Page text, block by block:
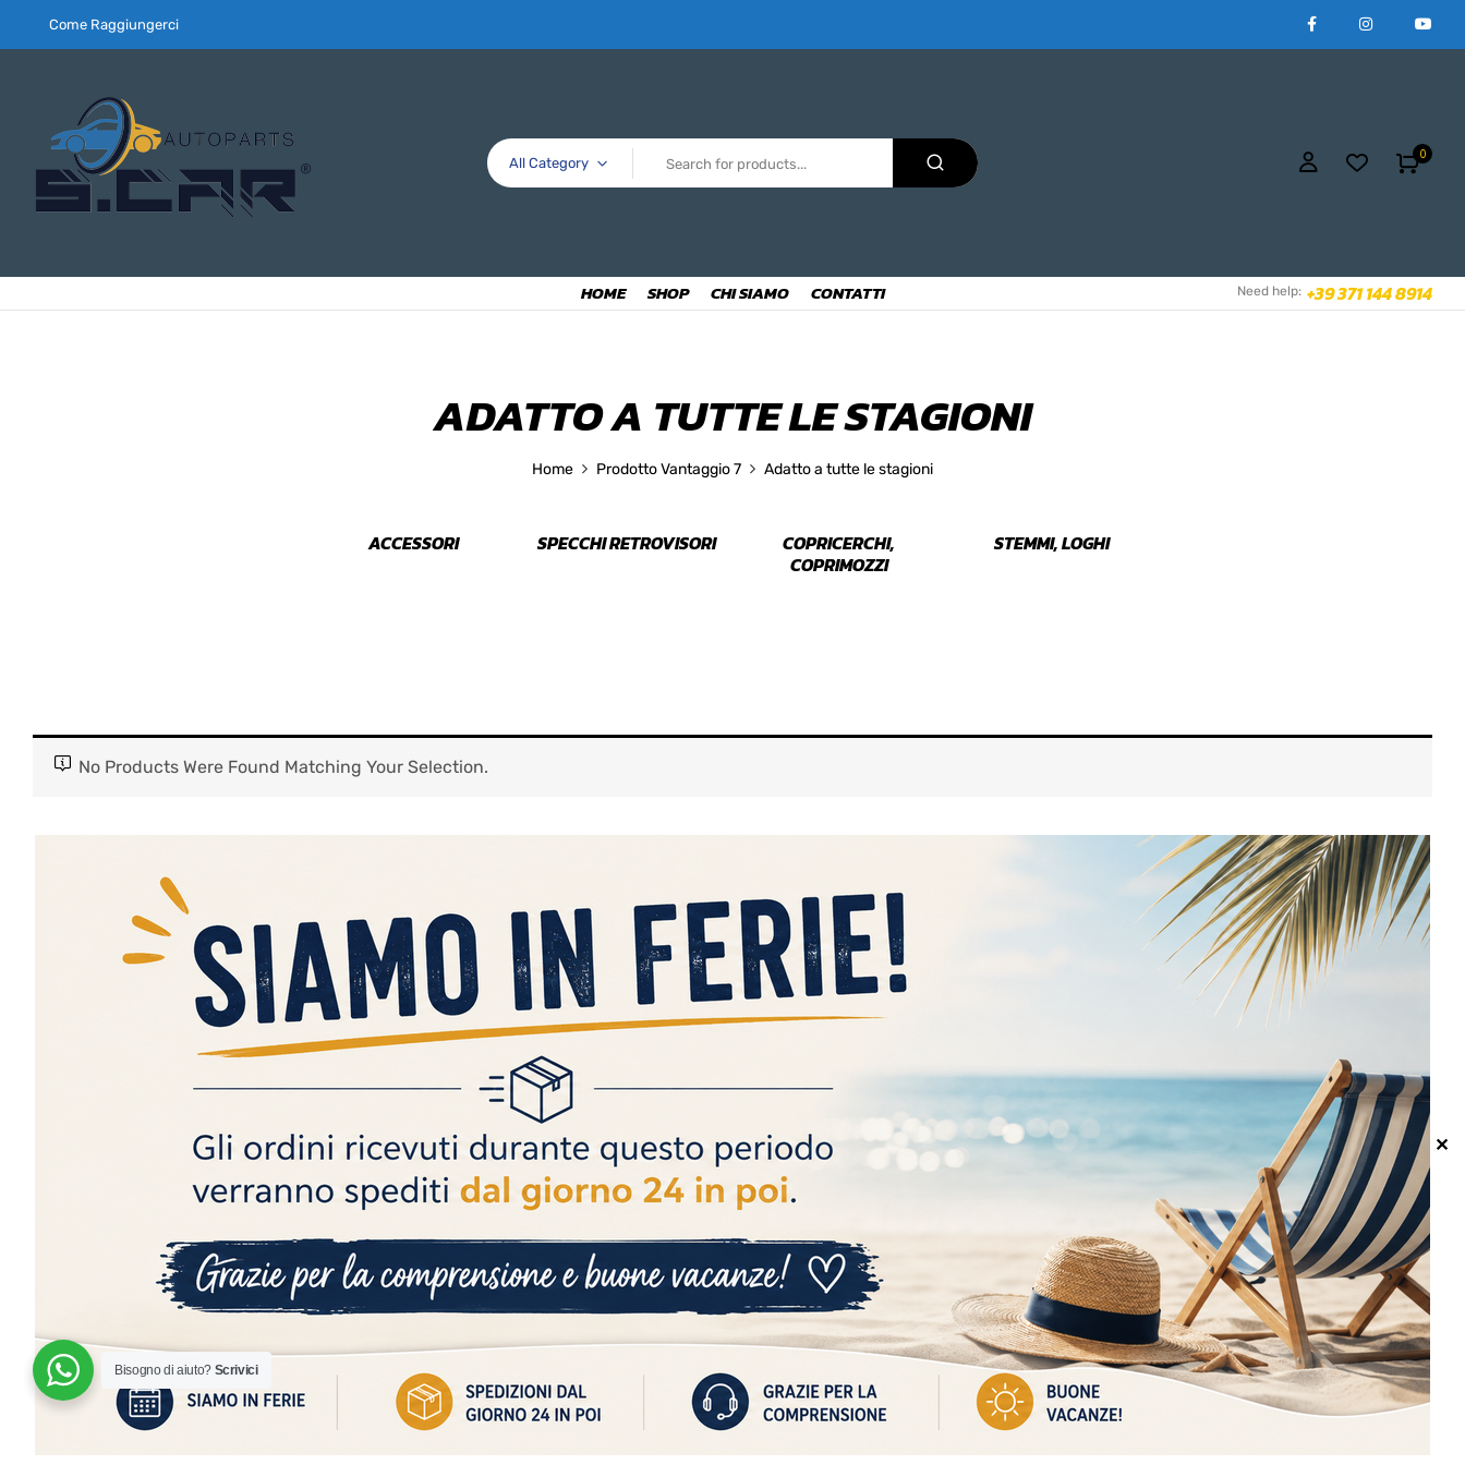
✕
Come Raggiungerci
All Category
0
HOME SHOP CHI SIAMO CONTATTI Need help: +39 371 144 8914
ADATTO A TUTTE LE STAGIONI
Home Prodotto Vantaggio 7 Adatto a tutte le stagioni
ACCESSORI SPECCHI RETROVISORI
COPRICERCHI,
COPRIMOZZI
STEMMI, LOGHI
No Products Were Found Matching Your Selection.
CONTATTI
assistenza@autoricambiscar.it
P. IVA 10171281214
corso giuseppe garibaldi n 162
© 2024 | MADE WITH ♥️ BY
Bisogno di aiuto? Scrivici